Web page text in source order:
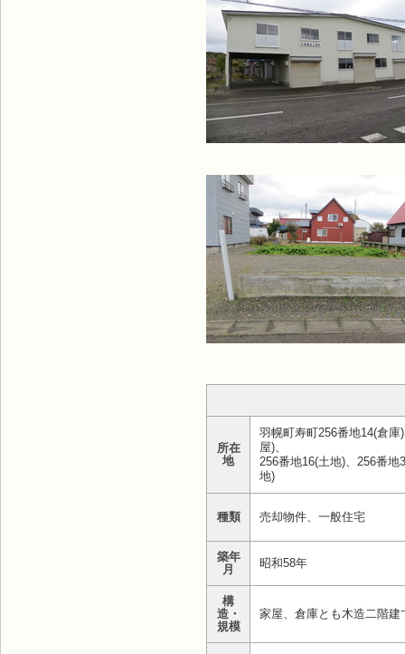
所在
地
羽幌町寿町256番地14(倉庫
屋)、
256番地16(土地)、256番地
種類 売却物件、一般住宅
築年
月
昭和58年
構
造・
規模
家屋、倉庫とも木造二階建